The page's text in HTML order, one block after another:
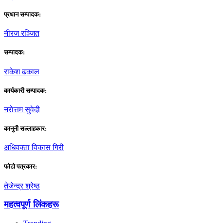
प्रधान सम्पादक:
नीरज रञ्जित
सम्पादक:
राकेश ढकाल
कार्यकारी सम्पादक:
नराेत्तम सुवेदी
कानुनी सल्लाहकार:
अधिवक्ता विकास गिरी
फाेटाे पत्रकार:
तेजेन्द्र श्रेष्ठ
महत्वपूर्ण लिंकहरू